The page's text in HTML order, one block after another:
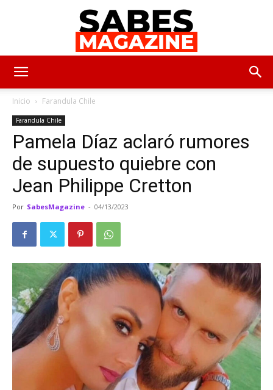
Inicio
Farandula Chile
Farandula Chile
Pamela Díaz aclaró rumores
de supuesto quiebre con
Jean Philippe Cretton
Por SabesMagazine - 04/13/2023